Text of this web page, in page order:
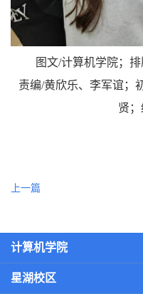
图文/计算机学院；
责编/黄欣乐、李军谊；
贤
上一篇
计算机学院
星湖校区